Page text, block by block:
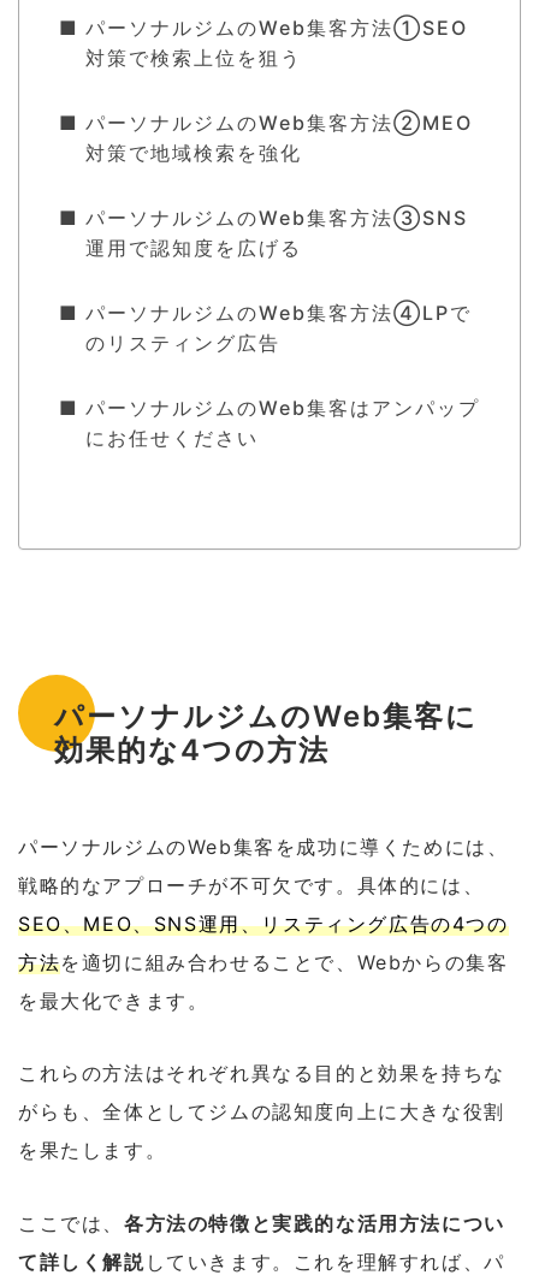
パーソナルジムのWeb集客方法①SEO
対策で検索上位を狙う
パーソナルジムのWeb集客方法②MEO
対策で地域検索を強化
パーソナルジムのWeb集客方法③SNS
運用で認知度を広げる
パーソナルジムのWeb集客方法④LPで
のリスティング広告
パーソナルジムのWeb集客はアンパップ
にお任せください
パーソナルジムのWeb集客に
効果的な4つの方法
パーソナルジムのWeb集客を成功に導くためには、
戦略的なアプローチが不可欠です。具体的には、
SEO、MEO、SNS運用、リスティング広告の4つの
方法を適切に組み合わせることで、Webからの集客
を最大化できます。
これらの方法はそれぞれ異なる目的と効果を持ちな
がらも、全体としてジムの認知度向上に大きな役割
を果たします。
ここでは、 各方法の特徴と実践的な活用方法につい
て詳しく解説 していきます。これを理解すれば、パ